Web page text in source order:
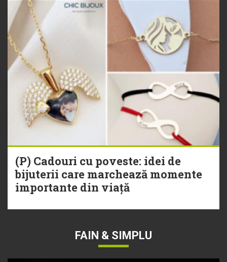
(P) Cadouri cu poveste: idei de
bijuterii care marchează momente
importante din viață
FAIN & SIMPLU